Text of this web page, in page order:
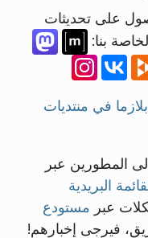
على تحديثات
بنا:
في منتديات
المطورين عبر
البريدية
عبر مستودع
فيرجى إخبارهم!